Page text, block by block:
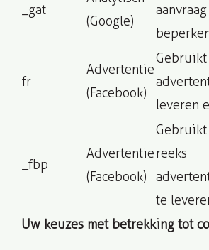
_gat
(Google)
fr
Advertentie
(Facebook)
Gebruikt
leveren
_fbp
Advertentie
(Facebook)
Gebruikt
reeks
te
Uw keuzes met betrekking tot